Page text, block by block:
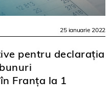
25 ianuarie 2022
pentru declarația
Franța la 1